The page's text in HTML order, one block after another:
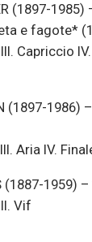
(1897-
e fagote*
Capriccio
(1897-1986)
Aria IV.
(1887-1959)
Vif